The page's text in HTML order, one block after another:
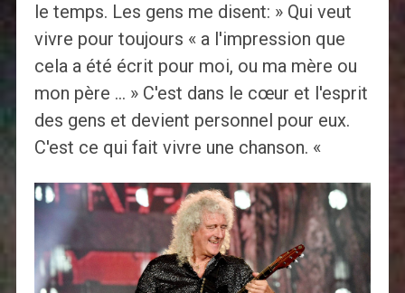
le temps. Les gens me disent: » Qui veut
vivre pour toujours « a l'impression que
cela a été écrit pour moi, ou ma mère ou
mon père … » C'est dans le cœur et l'esprit
des gens et devient personnel pour eux.
C'est ce qui fait vivre une chanson. «